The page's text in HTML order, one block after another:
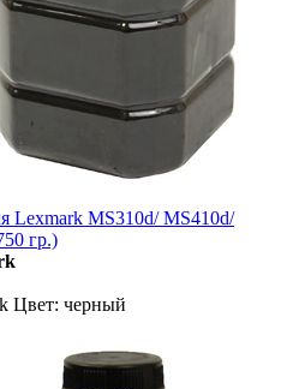
Lexmark MS310d/ MS410d/
гр.)
Цвет: черный